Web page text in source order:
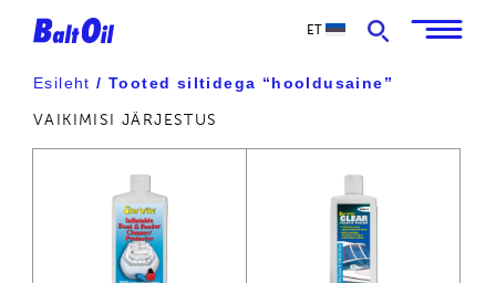
ET
Esileht / Tooted siltidega “hooldusaine”